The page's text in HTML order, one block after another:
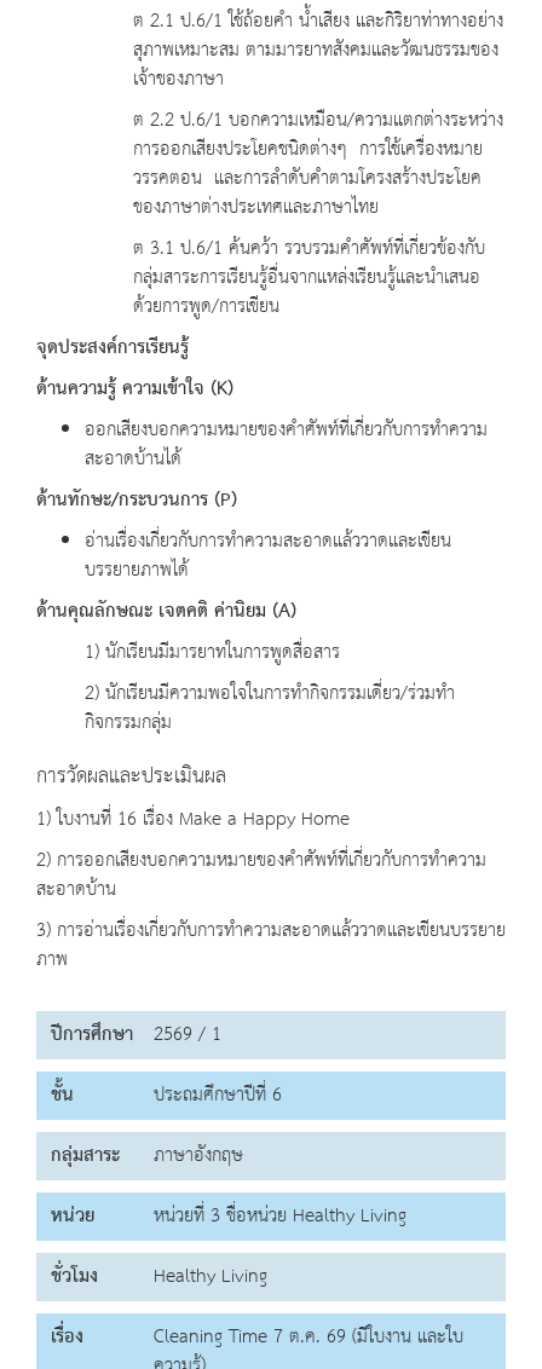
ต 2.1 ป.6/1 ใช้ถ้อยคำ น้ำเสียง และกิริยาท่าทางอย่าง
สุภาพเหมาะสม ตามมารยาทสังคมและวัฒนธรรมของ
เจ้าของภาษา
ต 2.2 ป.6/1 บอกความเหมือน/ความแตกต่างระหว่าง
การออกเสียงประโยคชนิดต่างๆ การใช้เครื่องหมาย
วรรคตอน และการลำดับคำตามโครงสร้างประโยค
ของภาษาต่างประเทศและภาษาไทย
ต 3.1 ป.6/1 ค้นคว้า รวบรวมคำศัพท์ที่เกี่ยวข้องกับ
กลุ่มสาระการเรียนรู้อื่นจากแหล่งเรียนรู้และนำเสนอ
ด้วยการพูด/การเขียน
จุดประสงค์การเรียนรู้
ด้านความรู้ ความเข้าใจ (K)
ออกเสียงบอกความหมายของคำศัพท์ที่เกี่ยวกับการทำความ
สะอาดบ้านได้
ด้านทักษะ/กระบวนการ (P)
อ่านเรื่องเกี่ยวกับการทำความสะอาดแล้ววาดและเขียน
บรรยายภาพได้
ด้านคุณลักษณะ เจตคติ ค่านิยม (A)
1) นักเรียนมีมารยาทในการพูดสื่อสาร
2) นักเรียนมีความพอใจในการทำกิจกรรมเดี่ยว/ร่วมทำ
กิจกรรมกลุ่ม
การวัดผลและประเมินผล
1) ใบงานที่ 16 เรื่อง Make a Happy Home
2) การออกเสียงบอกความหมายของคำศัพท์ที่เกี่ยวกับการทำความ
สะอาดบ้าน
3) การอ่านเรื่องเกี่ยวกับการทำความสะอาดแล้ววาดและเขียนบรรยาย
ภาพ
ปีการศึกษา 2569 / 1
ชั้น
ประถมศึกษาปีที่ 6
กลุ่มสาระ
ภาษาอังกฤษ
หน่วย
หน่วยที่ 3 ชื่อหน่วย Healthy Living
ชั่วโมง
Healthy Living
เรื่อง
Cleaning Time 7 ต.ค. 69 (มีใบงาน และใบ